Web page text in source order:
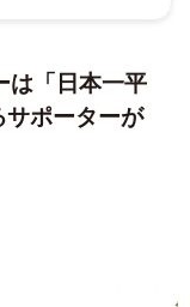
は「日本一平
ポーターが